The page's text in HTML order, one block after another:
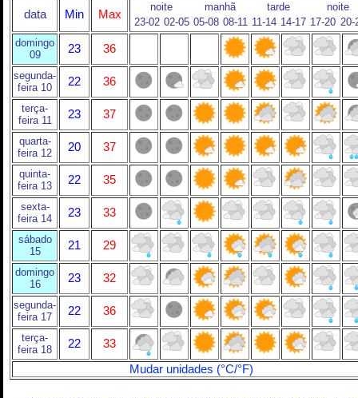
data Min Max
noite manhã tarde
noite
23-02 02-05 05-08 08-11 11-14 14-17 17-20 20-
domingo
09
23 36
segunda-
feira 10
22 36
terça-
feira 11
23 37
quarta-
feira 12
20 37
quinta-
feira 13
22 35
sexta-
feira 14
23 33
sábado
15
21 29
domingo
16
23 32
segunda-
feira 17
22 36
terça-
feira 18
22
33
Mudar unidades (°C/°F)